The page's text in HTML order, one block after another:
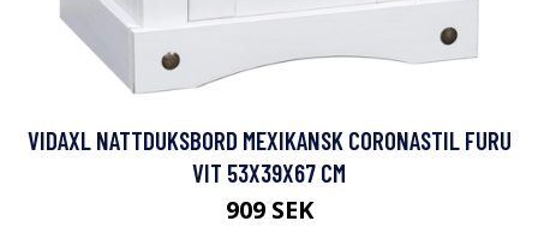
VIDAXL NATTDUKSBORD MEXIKANSK CORONASTIL FURU
VIT 53X39X67 CM
909 SEK